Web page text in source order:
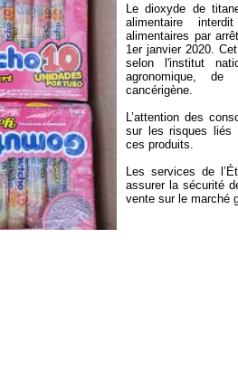
Le dioxyde de
alimentaire
alimentaires par
1er janvier 2020.
selon l'institut
agronomique, de
cancérigène.
L’attention des
sur les risques liés
ces produits.
Les services de
assurer la sécurité
vente sur le marché